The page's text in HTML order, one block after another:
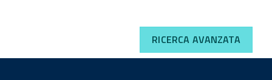
RICERCA AVANZATA